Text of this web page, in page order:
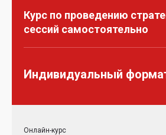
Курс по проведению
сессий самостоятельно
Индивидуальный
Онлайн-курс